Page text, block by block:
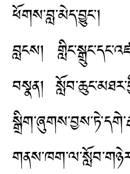
ཕོགས་བླ་མེད་བྱུང་།
བླངས།
བསྣན།